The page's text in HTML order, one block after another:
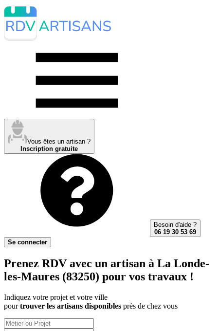
Vous êtes un artisan ?
Inscription gratuite
Besoin d'aide ?
06 19 30 53 69
Se connecter
Prenez RDV avec un artisan à La Londe-
les-Maures (83250) pour vos travaux !
Indiquez votre projet et votre ville
pourtrouver les artisans disponibles près de chez vous